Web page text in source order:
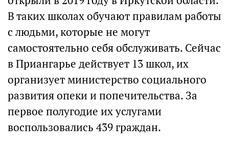
В таких школах обучают правилам работы
с людьми, которые не могут
самостоятельно себя обслуживать. Сейчас
в Приангарье действует 13 школ, их
организует министерство социального
развития опеки и попечительства. За
первое полугодие их услугами
воспользовались 439 граждан.